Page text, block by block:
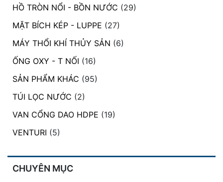
định
Blog
sẻ
Liên
hệ
HỒ TRÒN NỔI - BỒN NƯỚC (29)
MẶT BÍCH KÉP - LUPPE (27)
MÁY THỔI KHÍ THỦY SẢN (6)
ỐNG OXY - T NỐI (16)
SẢN PHẨM KHÁC (95)
TÚI LỌC NƯỚC (2)
VAN CỔNG DAO HDPE (19)
VENTURI (5)
CHUYÊN MỤC